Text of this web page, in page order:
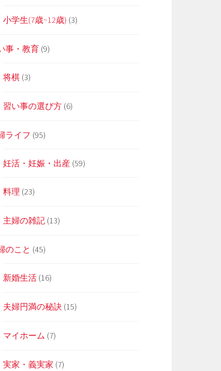
小学生(7歳~12歳) (3)
事・教育 (9)
将棋 (3)
習い事の選び方 (6)
ライフ (95)
妊活・妊娠・出産 (59)
料理 (23)
主婦の雑記 (13)
のこと (45)
新婚生活 (16)
夫婦円満の秘訣 (15)
マイホーム (7)
実家・義実家 (7)